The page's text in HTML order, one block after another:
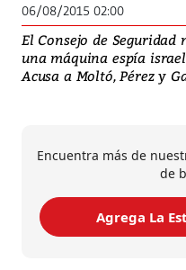
06/08/2015 02:00
El Consejo de
una máquina espía
Acusa a Moltó, Pérez y
Encuentra más de
de
Agrega La